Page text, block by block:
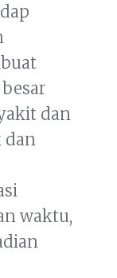
dan
dan
waktu,